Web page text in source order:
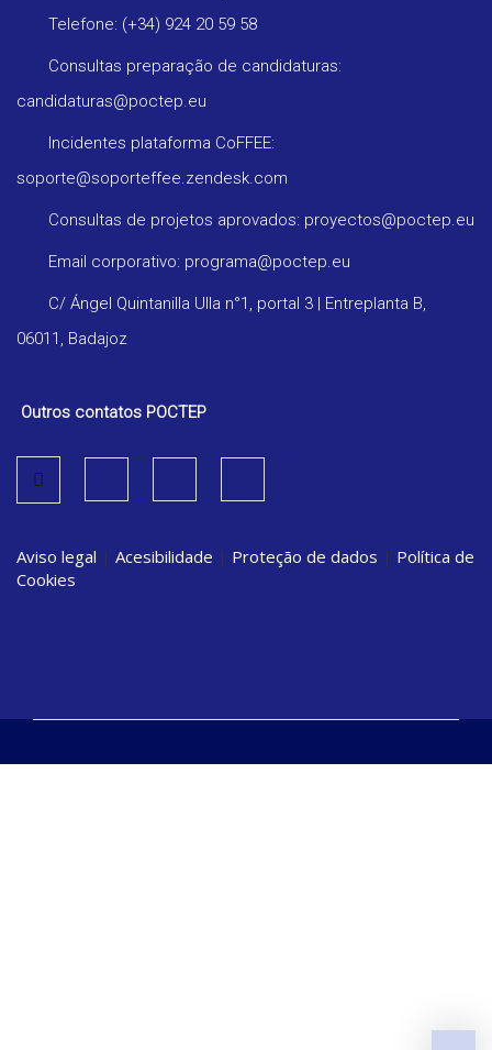
Telefone: (+34) 924 20 59 58
Consultas preparação de candidaturas:
candidaturas@poctep.eu
Incidentes plataforma CoFFEE:
soporte@soporteffee.zendesk.com
Consultas de projetos aprovados: proyectos@poctep.eu
Email corporativo: programa@poctep.eu
C/ Ángel Quintanilla Ulla n°1, portal 3 | Entreplanta B,
06011, Badajoz
Outros contatos POCTEP
Aviso legal | Acesibilidade | Proteção de dados | Política de
Cookies